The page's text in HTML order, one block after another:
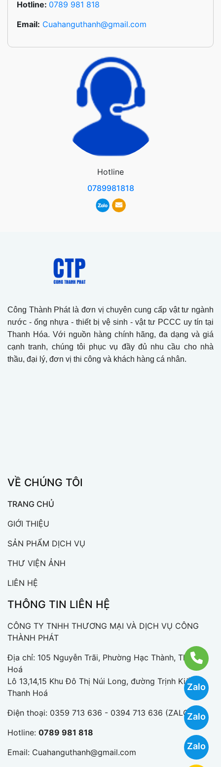
Zalo
Zalo
Zalo
Hotline: 0789 981 818
Email: Cuahanguthanh@gmail.com
Hotline
0789981818
Công Thành Phát là đơn vị chuyên cung cấp vật tư ngành
nước - ống nhựa - thiết bị vệ sinh - vật tư PCCC uy tín tại
Thanh Hóa. Với nguồn hàng chính hãng, đa dạng và giá
cạnh tranh, chúng tôi phục vụ đầy đủ nhu cầu cho nhà
thầu, đại lý, đơn vị thi công và khách hàng cá nhân.
VỀ CHÚNG TÔI
TRANG CHỦ
GIỚI THIỆU
SẢN PHẨM DỊCH VỤ
THƯ VIỆN ẢNH
LIÊN HỆ
THÔNG TIN LIÊN HỆ
CÔNG TY TNHH THƯƠNG MẠI VÀ DỊCH VỤ CÔNG
THÀNH PHÁT
Địa chỉ: 105 Nguyễn Trãi, Phường Hạc Thành, Thanh
Hoá
Lô 13,14,15 Khu Đô Thị Núi Long, đường Trịnh Kiểm,
Thanh Hoá
Điện thoại: 0359 713 636 - 0394 713 636 (ZALO)
Hotline: 0789 981 818
Email: Cuahanguthanh@gmail.com